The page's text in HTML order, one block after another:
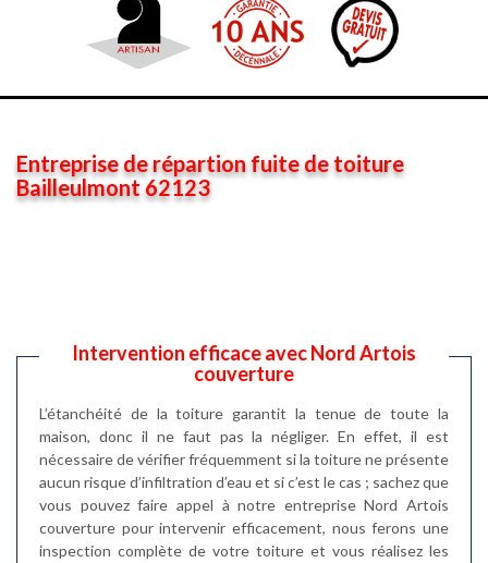
Entreprise de répartion fuite de toiture
Bailleulmont 62123
Intervention efficace avec Nord Artois
couverture
L’étanchéité de la toiture garantit la tenue de toute la
maison, donc il ne faut pas la négliger. En effet, il est
nécessaire de vérifier fréquemment si la toiture ne présente
aucun risque d’infiltration d’eau et si c’est le cas ; sachez que
vous pouvez faire appel à notre entreprise Nord Artois
couverture pour intervenir efficacement, nous ferons une
inspection complète de votre toiture et vous réalisez les